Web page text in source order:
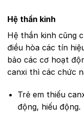
Hệ thần kinh
Hệ thần kinh cũng
điều hòa các tín
bảo các cơ hoạt
canxi thì các chức
Trẻ em thiếu
động, hiếu động.